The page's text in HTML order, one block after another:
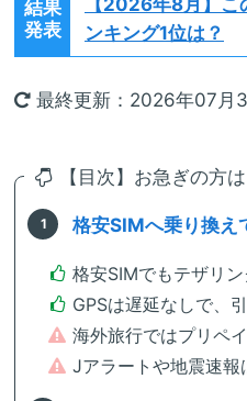
結果
発表
【2026年8月】 こ
ンキング1位は？
最終更新：2026年07月
【目次】お急ぎの方
格安SIMへ乗り換え
格安SIMでもテザリ
GPSは遅延なしで、
海外旅行ではプリペ
Jアラートや地震速報